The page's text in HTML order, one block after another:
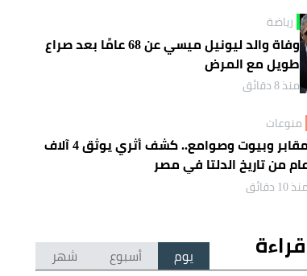
رياضة
وفاة والد ليونيل ميسي عن 68 عامًا بعد صراع
طويل مع المرض
منذ 8 دقائق
منوعات
مقابر وبيوت وصوامع.. كشف أثري يوثق 4 آلاف
من تاريخ الدلتا في مصر
منذ 10 دقائق
يوم أسبوع شهر